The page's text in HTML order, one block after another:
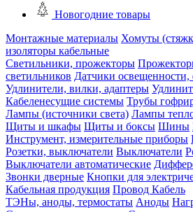
Новогодние товары
Монтажные материалы Хомуты
изоляторы кабельные
Светильники, прожекторы
светильников Датчики освещенности,
Удлинители, вилки, адаптеры
Кабеленесущие системы Трубы
Лампы (источники света) Лампы
Щиты и шкафы Щиты и боксы Шины
Инструмент, измерительные приборы
Розетки, выключатели Выключатели
Выключатели автоматические
Звонки дверные Кнопки для
Кабельная продукция Провод Кабель
ТЭНы, аноды, термостаты Аноды